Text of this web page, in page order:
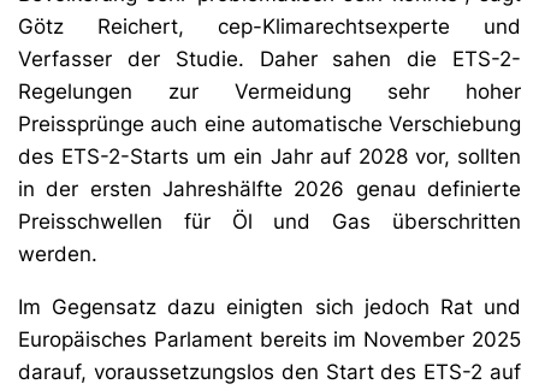
Götz Reichert, cep-Klimarechtsexperte und
Verfasser der Studie. Daher sahen die ETS-2-
Regelungen zur Vermeidung sehr hoher
Preissprünge auch eine automatische Verschiebung
des ETS-2-Starts um ein Jahr auf 2028 vor, sollten
in der ersten Jahreshälfte 2026 genau definierte
Preisschwellen für Öl und Gas überschritten
werden.
Im Gegensatz dazu einigten sich jedoch Rat und
Europäisches Parlament bereits im November 2025
darauf, voraussetzungslos den Start des ETS-2 auf